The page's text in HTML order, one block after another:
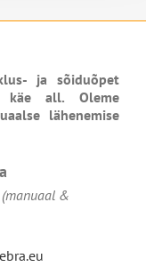
ja sõiduõpet
käe all. Oleme
lähenemise
&